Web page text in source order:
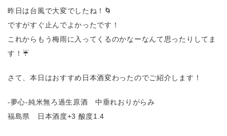
昨日は台風で大変でしたね！🌀
ですがすぐ止んでよかったです！
これからもう梅雨に入ってくるのかなーなんて思ったりしてま
す！☔️
さて、本日はおすすめ日本酒変わったのでご紹介します！
-夢心-純米無ろ過生原酒 中垂れおりがらみ
福島県 日本酒度+3 酸度1.4